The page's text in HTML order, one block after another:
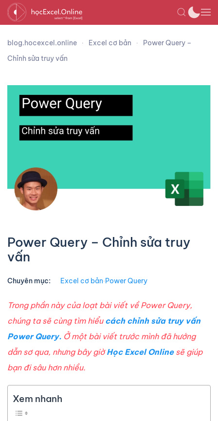
blog.hocexcel.online Excel cơ bản
Power Query –
Chỉnh sửa truy vấn
Power Query – Chỉnh sửa truy
vấn
Chuyên mục: Excel cơ bản∙Power Query
Trong phần này của loạt bài viết về Power Query,
chúng ta sẽ cùng tìm hiểu cách chỉnh sửa truy vấn
Power Query. Ở một bài viết trước mình đã hướng
dẫn sơ qua, nhưng bây giờHọc Excel Onlinesẽ giúp
bạn đi sâu hơn nhiều.
Xem nhanh